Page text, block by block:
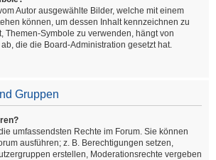
Autor ausgewählte Bilder, welche mit einem
können, um dessen Inhalt kennzeichnen zu
Themen-Symbole zu verwenden, hängt von
die die Board-Administration gesetzt hat.
Gruppen
umfassendsten Rechte im Forum. Sie können
ausführen; z. B. Berechtigungen setzen,
erstellen, Moderationsrechte vergeben